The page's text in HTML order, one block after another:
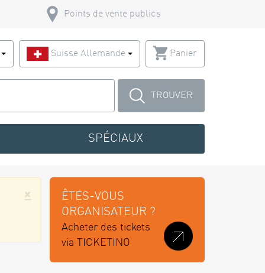
Points de vente publics
Suisse Allemande Panier
TROUVER
SPÉCIAUX
×
ÊTES-VOUS
ORGANISATEUR ?
Acheter des tickets
via TICKETINO